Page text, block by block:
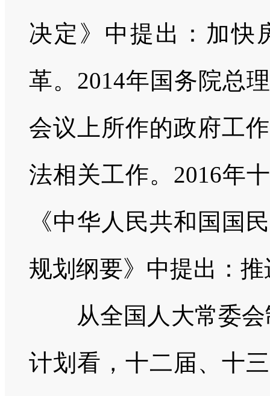
决定》中提出：加快
革。 2014年国务院总
会议上所作的政府工
法相关工作。 2016年
《中华人民共和国国
规划纲要》中提出：
从全国人大常委
计划看，十二届、十